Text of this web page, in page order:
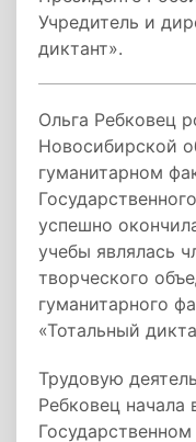
Учредитель и
диктант».
Ольга Ребковец
Новосибирской
гуманитарном
успешно
учебы являлась
творческого
гуманитарного
«Тотальный
Трудовую
Ребковец